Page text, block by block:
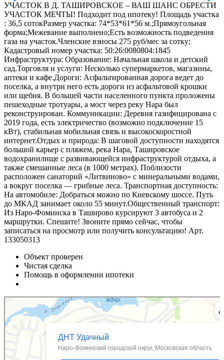
УЧАСТОК В Д. ТАШИРОВСКОЕ – ВАШ ШАНС ОБРЕСТИ
УЧАСТОК МЕЧТЫ! Подходит под ипотеку! Площадь участка
: 36,5 сотокРазмер участка: 74*53*61*56 м.;Прямоугольная
форма;Межевание выполнено;Есть возможность подведения
газа на участок.Членские взносы 275 руб/мес за сотку;
Кадастровый номер участка: 50:26:0080804:1845
Инфраструктура: Образование: Начальная школа и детский
сад.Торговля и услуги: Несколько супермаркетов, магазины,
аптеки и кафе.Дороги: Асфальтированная дорога ведет до
поселка, а внутри него есть дороги из асфальтовой крошки
или щебня. В большей части населенного пункта проложены
пешеходные тротуары, а мост через реку Нара был
реконструирован. Коммуникации: Деревня газифицирована с
2019 года, есть электричество (возможно подключение 15
кВт), стабильная мобильная связь и высокоскоростной
интернет.Отдых и природа: В шаговой доступности находятся
большой карьер с пляжем, река Нара, Ташировское
водохранилище с развивающейся инфраструктурой отдыха, а
также смешанные леса (в 1000 метрах). Поблизости
расположен санаторий «Литвиново» с минеральными водами,
а вокруг поселка — грибные леса. Транспортная доступность:
На автомобиле: Добраться можно по Киевскому шоссе. Путь
до МКАД занимает около 55 минут.Общественный транспорт:
Из Наро-Фоминска в Таширово курсируют 3 автобуса и 2
маршрутки. Спешите! Звоните прямо сейчас, чтобы
записаться на просмотр или получить консультацию! Арт.
133050313
Объект проверен
Чистая сделка
Помощь в оформлении ипотеки